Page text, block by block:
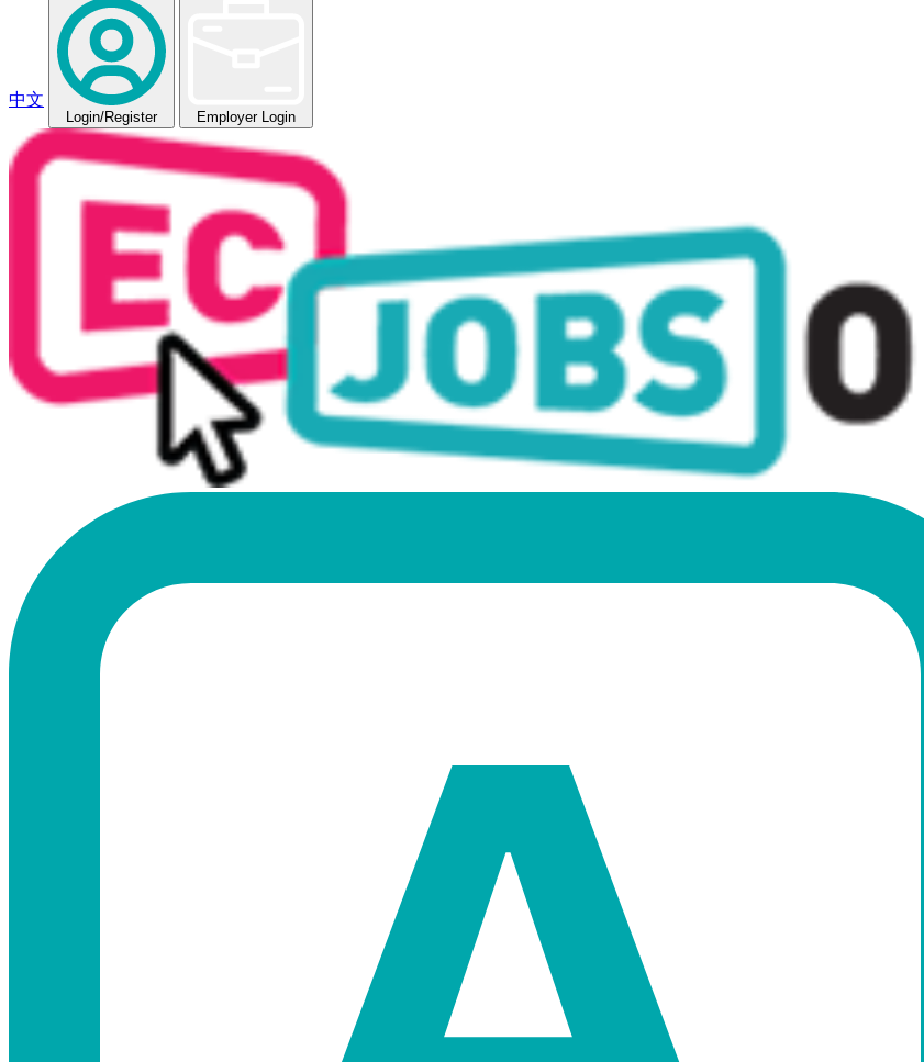
中文
Login/Register Employer Login